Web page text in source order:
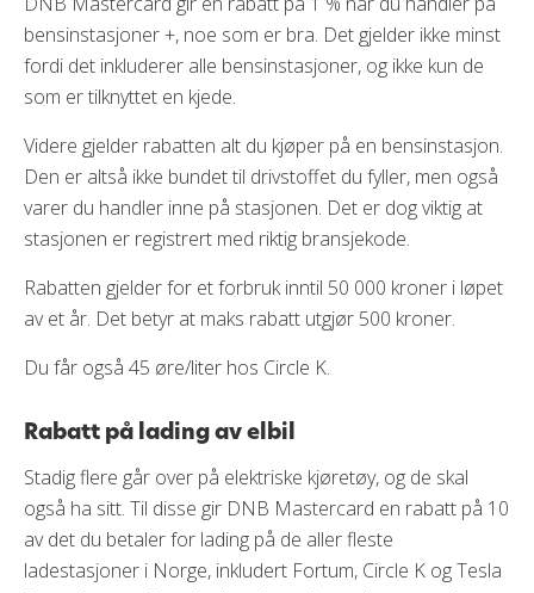
bensinstasjoner +, noe som er bra. Det gjelder ikke minst
fordi det inkluderer alle bensinstasjoner, og ikke kun de
som er tilknyttet en kjede.
Videre gjelder rabatten alt du kjøper på en bensinstasjon.
Den er altså ikke bundet til drivstoffet du fyller, men også
varer du handler inne på stasjonen. Det er dog viktig at
stasjonen er registrert med riktig bransjekode.
Rabatten gjelder for et forbruk inntil 50 000 kroner i løpet
av et år. Det betyr at maks rabatt utgjør 500 kroner.
Du får også 45 øre/liter hos Circle K.
Rabatt på lading av elbil
Stadig flere går over på elektriske kjøretøy, og de skal
også ha sitt. Til disse gir DNB Mastercard en rabatt på 10
av det du betaler for lading på de aller fleste
ladestasjoner i Norge, inkludert Fortum, Circle K og Tesla